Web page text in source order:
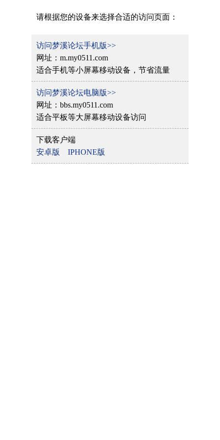
请根据您的设备来选择合适的访问页面：
访问梦溪论坛手机版>>
网址：m.my0511.com
适合手机等小屏幕移动设备，节省流量
访问梦溪论坛电脑版>>
网址：bbs.my0511.com
适合平板等大屏幕移动设备访问
下载客户端
安卓版
IPHONE版